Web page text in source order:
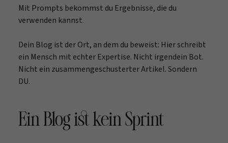
Mit Prompts bekommst du Ergebnisse, die du
verwenden kannst.
Dein Blog ist der Ort, an dem du beweist: Hier schreibt
ein Mensch mit echter Expertise. Nicht irgendein Bot.
Nicht ein zusammengeschusterter Artikel. Sondern
DU.
Ein Blog ist kein Sprint